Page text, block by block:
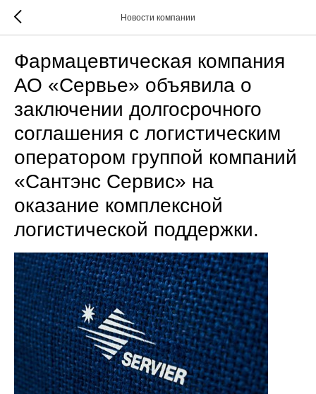
Новости компании
Фармацевтическая компания
АО «Сервье» объявила о
заключении долгосрочного
соглашения с логистическим
оператором группой компаний
«Сантэнс Сервис» на
оказание комплексной
логистической поддержки.